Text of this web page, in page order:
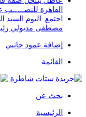
القاهرة
اجتمع اليوم السيد
مصطفى مدبولي
إضافة عمود جانبي
القائمة
بحث عن
الرئيسية